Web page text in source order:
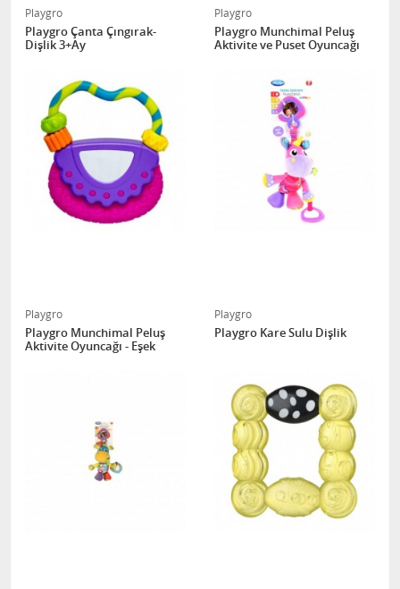
Playgro
Playgro Çanta Çıngırak-
Dişlik 3+Ay
Playgro
Playgro Munchimal Peluş
Aktivite ve Puset Oyuncağı
Playgro
Playgro Munchimal Peluş
Aktivite Oyuncağı - Eşek
Playgro
Playgro Kare Sulu Dişlik